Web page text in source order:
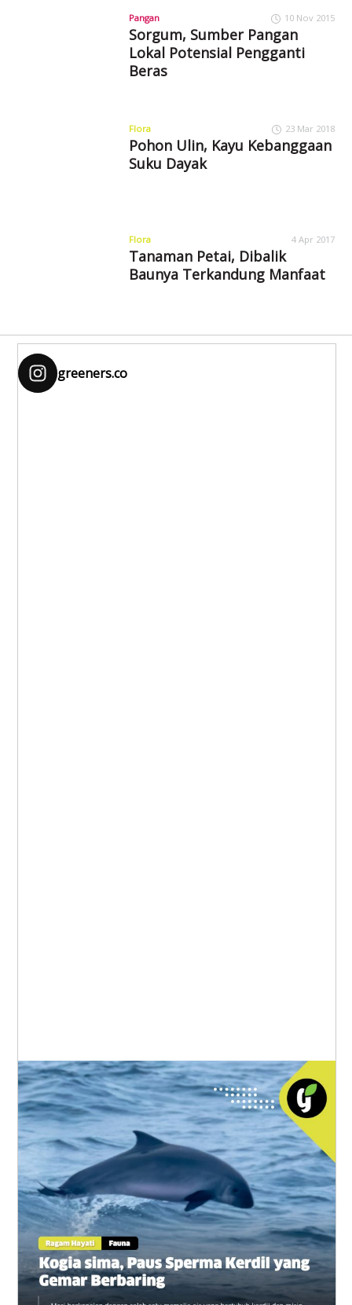
Pangan 10 Nov 2015
Sorgum, Sumber Pangan
Lokal Potensial Pengganti
Beras
Flora 23 Mar 2018
Pohon Ulin, Kayu Kebanggaan
Suku Dayak
Flora 4 Apr 2017
Tanaman Petai, Dibalik
Baunya Terkandung Manfaat
greeners.co